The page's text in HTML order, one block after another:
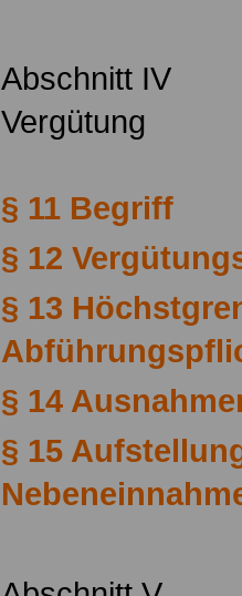
Abschnitt IV
Vergütung
§ 11 Begriff
§ 12
§ 13
§ 14
§ 15